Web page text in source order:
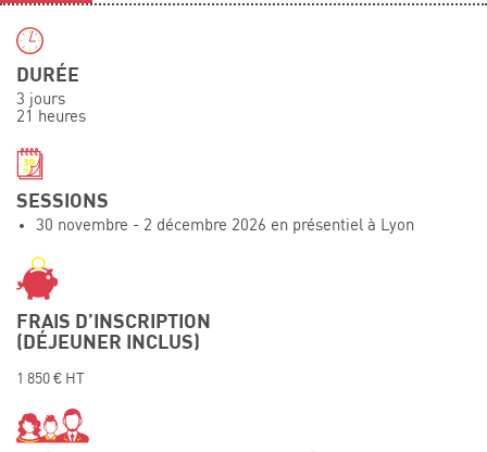
Symposium on Chain Transfer Catalysis for
sustainability – September 15 and 16, 2026
Contacts
DURÉE
3 jours
21 heures
SESSIONS
30 novembre - 2 décembre 2026 en présentiel à Lyon
FRAIS D’INSCRIPTION
(DÉJEUNER INCLUS)
1 850 € HT